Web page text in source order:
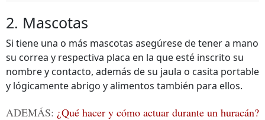
2. Mascotas
Si tiene una o más mascotas asegúrese de tener a mano
su correa y respectiva placa en la que esté inscrito su
nombre y contacto, además de su jaula o casita portable
y lógicamente abrigo y alimentos también para ellos.
ADEMÁS: ¿Qué hacer y cómo actuar durante un huracán?